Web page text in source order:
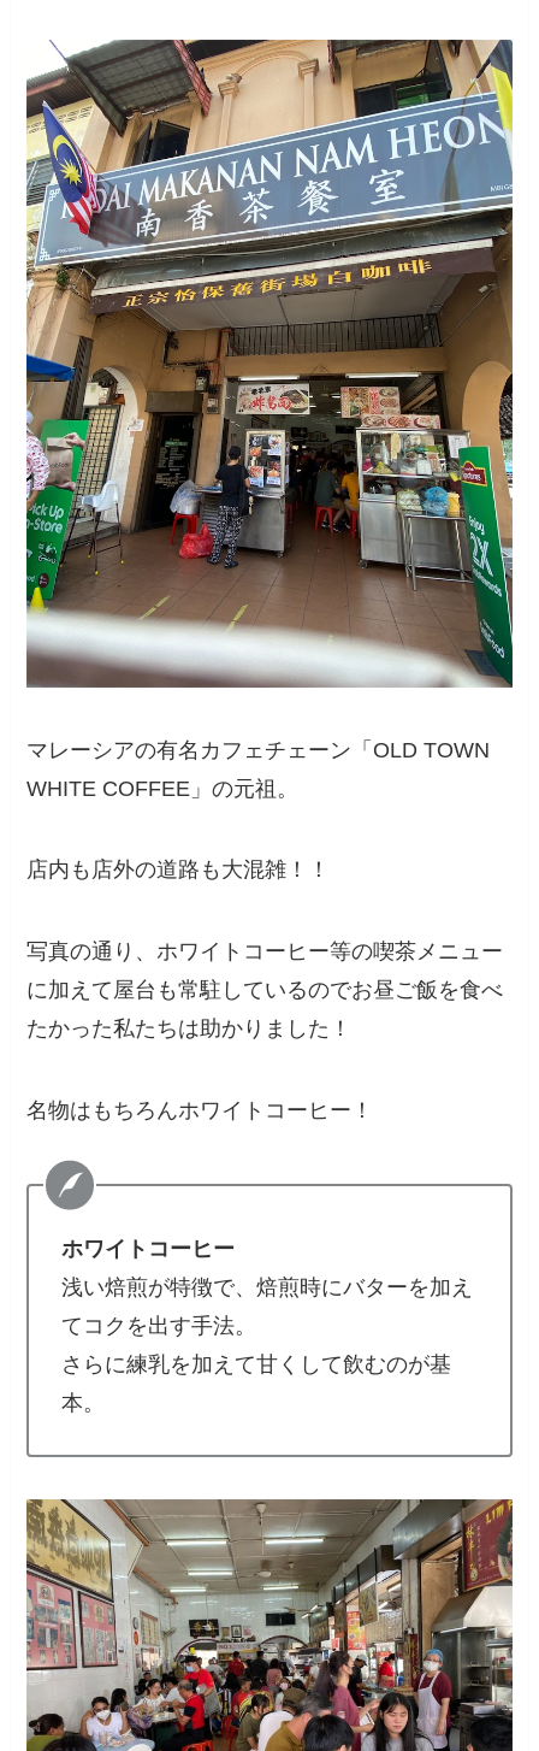
マレーシアの有名カフェチェーン「OLD TOWN
WHITE COFFEE」の元祖。
店内も店外の道路も大混雑！！
写真の通り、ホワイトコーヒー等の喫茶メニュー
に加えて屋台も常駐しているのでお昼ご飯を食べ
たかった私たちは助かりました！
名物はもちろんホワイトコーヒー！
ホワイトコーヒー
浅い焙煎が特徴で、焙煎時にバターを加え
てコクを出す手法。
さらに練乳を加えて甘くして飲むのが基
本。